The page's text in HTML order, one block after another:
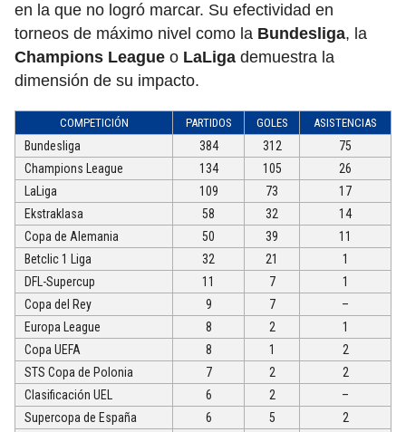
en la que no logró marcar. Su efectividad en
torneos de máximo nivel como la Bundesliga, la
Champions League o LaLiga demuestra la
dimensión de su impacto.
COMPETICIÓN PARTIDOS GOLES ASISTENCIAS
Bundesliga 384 312
75
Champions League
134 105
26
LaLiga
109 73
17
Ekstraklasa
58 32
14
Copa de Alemania
50 39
11
Betclic 1 Liga
32 21
1
DFL-Supercup
11 7
1
Copa del Rey
9 7
–
Europa League
8 2
1
Copa UEFA
8 1
2
STS Copa de Polonia
7 2
2
Clasificación UEL
6 2
–
Supercopa de España
6 5
2